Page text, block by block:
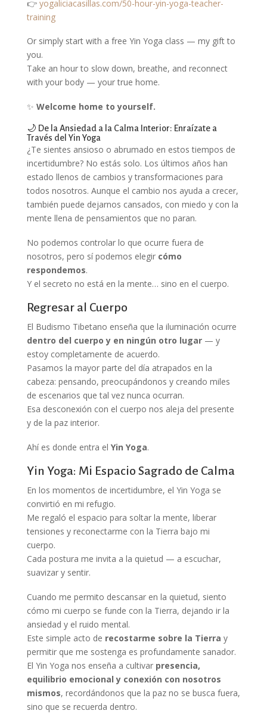
👉 yogaliciacasillas.com/50-hour-yin-yoga-teacher-
training
Or simply start with a free Yin Yoga class — my gift to
you.
Take an hour to slow down, breathe, and reconnect
with your body — your true home.
✨ Welcome home to yourself.
🌙 De la Ansiedad a la Calma Interior: Enraízate a
Través del Yin Yoga
¿Te sientes ansioso o abrumado en estos tiempos de
incertidumbre? No estás solo. Los últimos años han
estado llenos de cambios y transformaciones para
todos nosotros. Aunque el cambio nos ayuda a crecer,
también puede dejarnos cansados, con miedo y con la
mente llena de pensamientos que no paran.
No podemos controlar lo que ocurre fuera de
nosotros, pero sí podemos elegir cómo
respondemos.
Y el secreto no está en la mente… sino en el cuerpo.
Regresar al Cuerpo
El Budismo Tibetano enseña que la iluminación ocurre
dentro del cuerpo y en ningún otro lugar— y
estoy completamente de acuerdo.
Pasamos la mayor parte del día atrapados en la
cabeza: pensando, preocupándonos y creando miles
de escenarios que tal vez nunca ocurran.
Esa desconexión con el cuerpo nos aleja del presente
y de la paz interior.
Ahí es donde entra el Yin Yoga.
Yin Yoga: Mi Espacio Sagrado de Calma
En los momentos de incertidumbre, el Yin Yoga se
convirtió en mi refugio.
Me regaló el espacio para soltar la mente, liberar
tensiones y reconectarme con la Tierra bajo mi
cuerpo.
Cada postura me invita a la quietud — a escuchar,
suavizar y sentir.
Cuando me permito descansar en la quietud, siento
cómo mi cuerpo se funde con la Tierra, dejando ir la
ansiedad y el ruido mental.
Este simple acto de recostarme sobre la Tierra y
permitir que me sostenga es profundamente sanador.
El Yin Yoga nos enseña a cultivar presencia,
equilibrio emocional y conexión con nosotros
mismos, recordándonos que la paz no se busca fuera,
sino que se recuerda dentro.